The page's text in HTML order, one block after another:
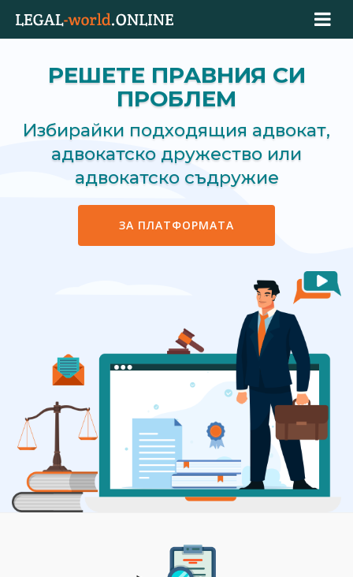
РЕШЕТЕ ПРАВНИЯ СИ
ПРОБЛЕМ
Избирайки подходящия адвокат,
адвокатско дружество или
адвокатско съдружие
ЗА ПЛАТФОРМАТА